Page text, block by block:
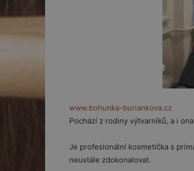
www.bohunka-buriankova.cz
Pochází z rodiny výtvarníků, a i
Je profesionální kosmetička s
neustále zdokonalovat.